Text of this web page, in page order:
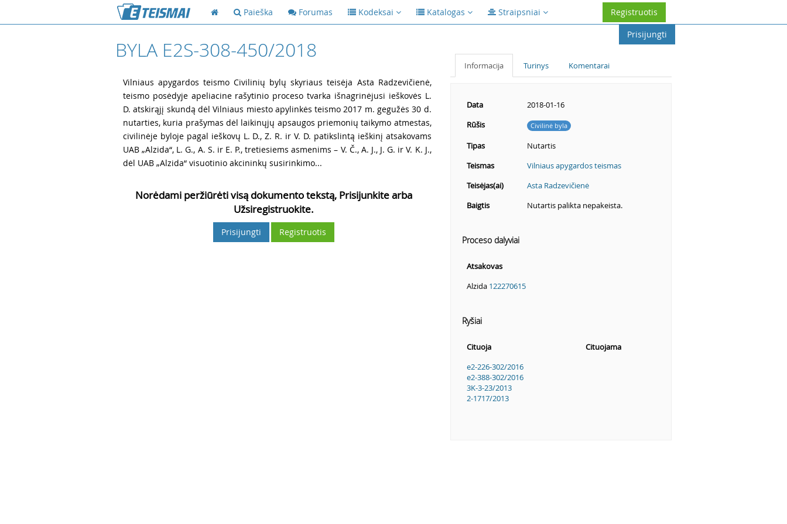
Paieška Forumas Kodeksai Katalogas Straipsniai
Registruotis
Prisijungti
BYLA E2S-308-450/2018
Vilniaus apygardos teismo Civilinių bylų skyriaus teisėja Asta Radzevičienė,
teismo posėdyje apeliacine rašytinio proceso tvarka išnagrinėjusi ieškovės L.
D. atskirąjį skundą dėl Vilniaus miesto apylinkės teismo 2017 m. gegužės 30 d.
nutarties, kuria prašymas dėl laikinųjų apsaugos priemonių taikymo atmestas,
civilinėje byloje pagal ieškovų L. D., Z. R. ir V. D. patikslintą ieškinį atsakovams
UAB „Alzida“, L. G., A. S. ir E. P., tretiesiems asmenims – V. Č., A. J., J. G. ir V. K. J.,
dėl UAB „Alzida“ visuotinio akcininkų susirinkimo...
Norėdami peržiūrėti visą dokumento tekstą, Prisijunkite arba
Užsiregistruokite.
Prisijungti Registruotis
Informacija Turinys Komentarai
Data
2018-01-16
Rūšis
Civilinė byla
Tipas
Nutartis
Teismas
Vilniaus apygardos teismas
Teisėjas(ai)
Asta Radzevičienė
Baigtis
Nutartis palikta nepakeista.
Proceso dalyviai
Atsakovas
Alzida 122270615
Ryšiai
Cituoja
Cituojama
e2-226-302/2016
e2-388-302/2016
3K-3-23/2013
2-1717/2013